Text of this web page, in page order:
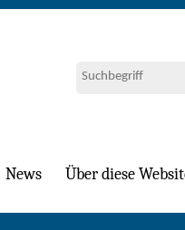
News Über diese